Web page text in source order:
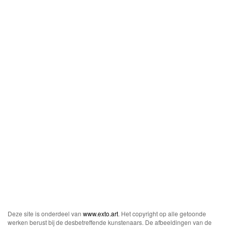
Deze site is onderdeel van www.exto.art. Het copyright op alle getoonde
werken berust bij de desbetreffende kunstenaars. De afbeeldingen van de